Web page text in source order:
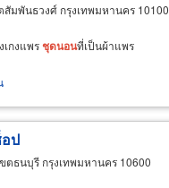
สัมพันธวงศ์ กรุงเทพมหานคร 10100
เกงแพรชุดนอนที่เป็นผ้าแพร
ป
ตธนบุรี กรุงเทพมหานคร 10600